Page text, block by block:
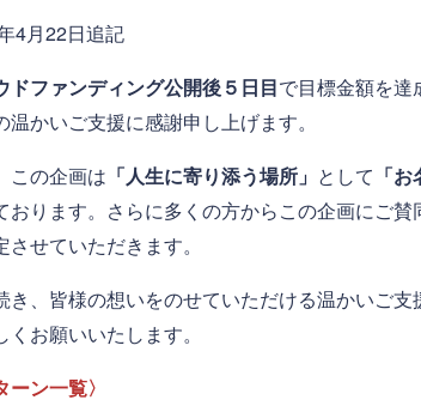
4月22日追記
ドファンディング公開後５日目で目標金額を達
温かいご支援に感謝申し上げます。
この企画は 「人生に寄り添う場所」 として 「
おります。さらに多くの方からこの企画にご
させていただきます。
き、皆様の想いをのせていただける温かいご支
くお願いいたします。
ーン一覧〉